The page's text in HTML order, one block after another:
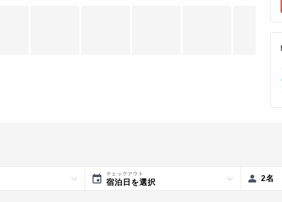
チェックアウト
宿泊日を選択 2名